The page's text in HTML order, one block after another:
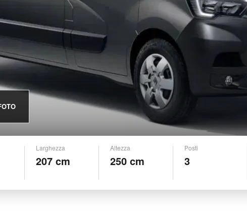
Larghezza
207 cm
Altezza
250 cm
Posti
3